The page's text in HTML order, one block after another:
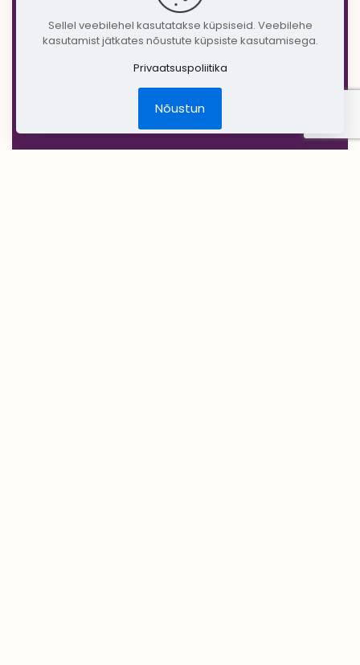
'SILVER'
'GOLD'
DIY Create Your Wedding
Sellel veebilehel kasutatakse küpsiseid. Veebilehe
kasutamist jätkates nõustute küpsiste kasutamisega.
Privaatsuspoliitika
Nõustun